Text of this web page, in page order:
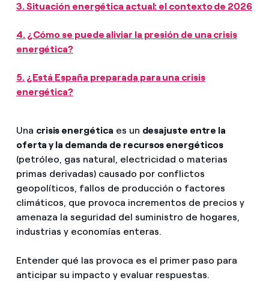
3. Situación energética actual: el contexto de 2026
4. ¿Cómo se puede aliviar la presión de una crisis
energética?
5. ¿Está España preparada para una crisis
energética?
Una crisis energética es un desajuste entre la
oferta y la demanda de recursos energéticos
(petróleo, gas natural, electricidad o materias
primas derivadas) causado por conflictos
geopolíticos, fallos de producción o factores
climáticos, que provoca incrementos de precios y
amenaza la seguridad del suministro de hogares,
industrias y economías enteras.
Entender qué las provoca es el primer paso para
anticipar su impacto y evaluar respuestas.